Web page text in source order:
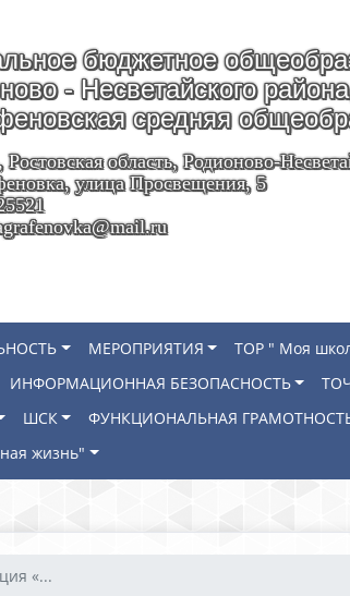
бюджетное
- Несветайского
средняя
Ростовская область, Родионово-
улица Просвещения, 5
МЕРОПРИЯТИЯ ТОР " Моя
ИНФОРМАЦИОННАЯ БЕЗОПАСНОСТЬ
ШСК ФУНКЦИОНАЛЬНАЯ
жизнь"
«...